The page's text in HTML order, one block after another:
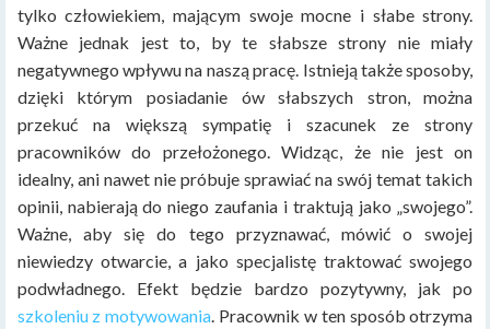
tylko człowiekiem, mającym swoje mocne i słabe strony.
Ważne jednak jest to, by te słabsze strony nie miały
negatywnego wpływu na naszą pracę. Istnieją także sposoby,
dzięki którym posiadanie ów słabszych stron, można
przekuć na większą sympatię i szacunek ze strony
pracowników do przełożonego. Widząc, że nie jest on
idealny, ani nawet nie próbuje sprawiać na swój temat takich
opinii, nabierają do niego zaufania i traktują jako „swojego”.
Ważne, aby się do tego przyznawać, mówić o swojej
niewiedzy otwarcie, a jako specjalistę traktować swojego
podwładnego. Efekt będzie bardzo pozytywny, jak po
szkoleniu z motywowania. Pracownik w ten sposób otrzyma